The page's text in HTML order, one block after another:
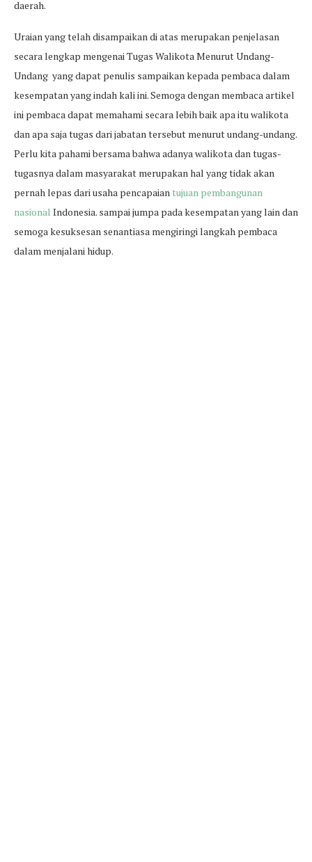
daerah.
Uraian yang telah disampaikan di atas merupakan penjelasan
secara lengkap mengenai Tugas Walikota Menurut Undang-
Undang yang dapat penulis sampaikan kepada pembaca dalam
kesempatan yang indah kali ini. Semoga dengan membaca artikel
ini pembaca dapat memahami secara lebih baik apa itu walikota
dan apa saja tugas dari jabatan tersebut menurut undang-undang.
Perlu kita pahami bersama bahwa adanya walikota dan tugas-
tugasnya dalam masyarakat merupakan hal yang tidak akan
pernah lepas dari usaha pencapaiantujuan pembangunan
nasional Indonesia. sampai jumpa pada kesempatan yang lain dan
semoga kesuksesan senantiasa mengiringi langkah pembaca
dalam menjalani hidup.